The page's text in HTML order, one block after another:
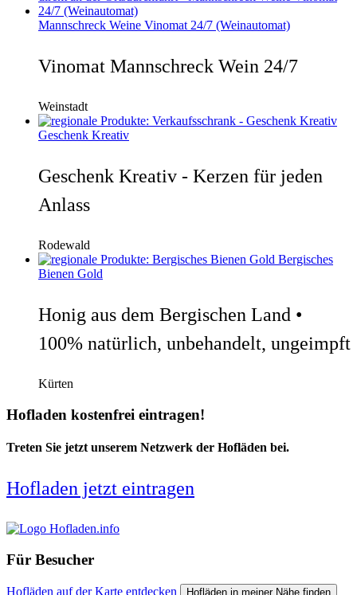
Mannschreck Weine Vinomat 24/7 (Weinautomat)
Vinomat Mannschreck Wein 24/7
Weinstadt
Geschenk Kreativ
Geschenk Kreativ - Kerzen für jeden
Anlass
Rodewald
Bergisches
Bienen Gold
Honig aus dem Bergischen Land •
100% natürlich, unbehandelt, ungeimpft
Kürten
Hofladen kostenfrei eintragen!
Treten Sie jetzt unserem Netzwerk der Hofläden bei.
Hofladen jetzt eintragen
Für Besucher
Hofläden auf der Karte entdecken Hofläden in meiner Nähe finden